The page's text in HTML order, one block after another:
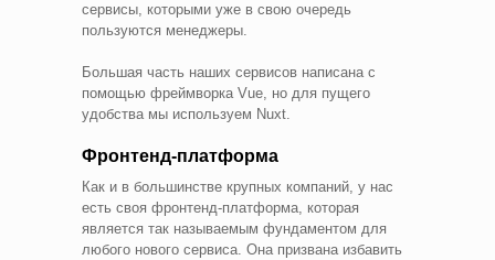
сервисы, которыми уже в свою очередь
пользуются менеджеры.
Большая часть наших сервисов написана с
помощью фреймворка Vue, но для пущего
удобства мы используем Nuxt.
Фронтенд-платформа
Как и в большинстве крупных компаний, у нас
есть своя фронтенд-платформа, которая
является так называемым фундаментом для
любого нового сервиса. Она призвана избавить